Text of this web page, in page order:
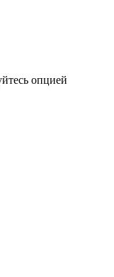
опцией